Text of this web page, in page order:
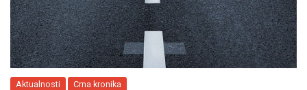
Aktualnosti Crna kronika